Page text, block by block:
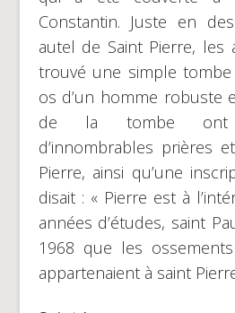
Constantin. Juste en
autel de Saint Pierre, les
trouvé une simple
os d’un homme robuste
de la tombe ont
d’innombrables prières
Pierre, ainsi qu’une
disait : « Pierre est à
années d’études, saint
1968 que les
appartenaient à saint